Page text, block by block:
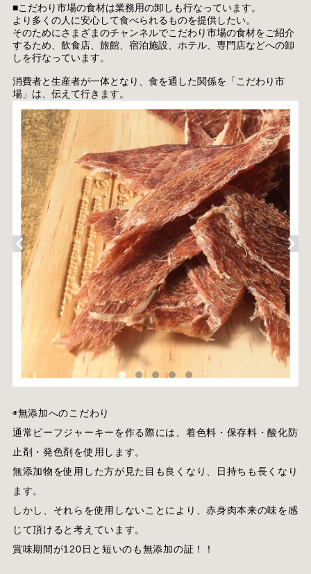
■こだわり市場の食材は業務用の卸しも行なっています。
より多くの人に安心して食べられるものを提供したい。
そのためにさまざまのチャンネルでこだわり市場の食材をご紹介
するため、飲食店、旅館、宿泊施設、ホテル、専門店などへの卸
しを行なっています。
消費者と生産者が一体となり、食を通した関係を「こだわり市
場」は、伝えて行きます。
◉無添加へのこだわり
通常ビーフジャーキーを作る際には、着色料・保存料・酸化防
止剤・発色剤を使用します。
無添加物を使用した方が見た目も良くなり、日持ちも長くなり
ます。
しかし、それらを使用しないことにより、赤身肉本来の味を感
じて頂けると考えています。
賞味期間が120日と短いのも無添加の証！！